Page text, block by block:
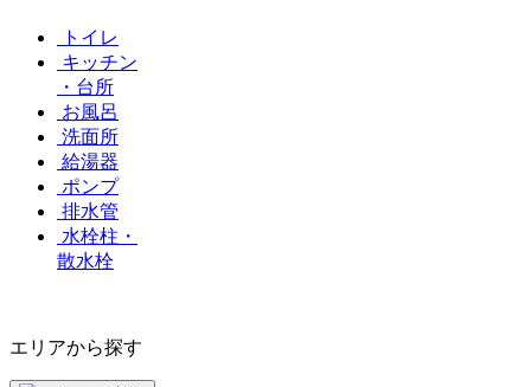
トイレ
キッチン
・台所
お風呂
洗面所
給湯器
ポンプ
排水管
水栓柱・
散水栓
エリアから探す